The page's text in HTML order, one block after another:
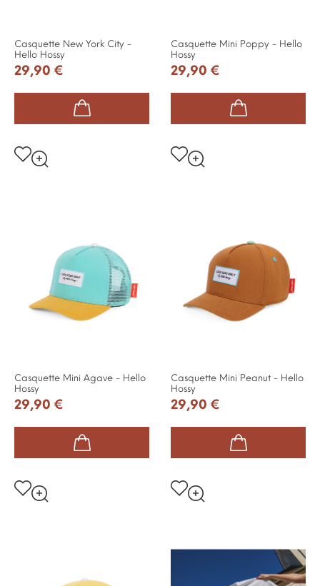
Casquette New York City -
Hello Hossy
29,90 €
Casquette Mini Poppy - Hello
Hossy
29,90 €
Casquette Mini Agave - Hello
Hossy
29,90 €
Casquette Mini Peanut - Hello
Hossy
29,90 €